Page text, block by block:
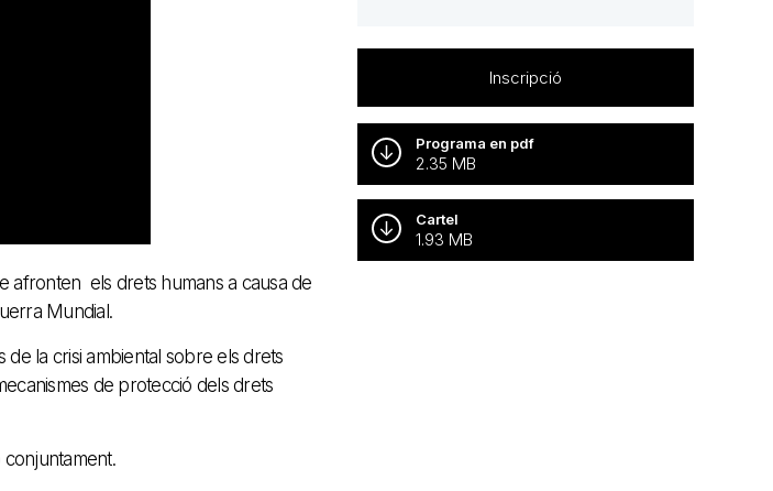
afronten els drets humans a causa de
Mundial.
la crisi ambiental sobre els drets
de protecció dels drets
Inscripció
Programa en pdf
2.35 MB
Cartel
1.93 MB